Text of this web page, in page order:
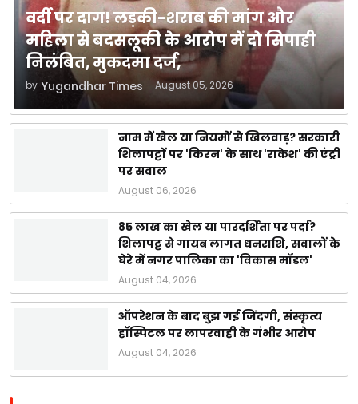
वर्दी पर दाग! लड़की-शराब की मांग और
महिला से बदसलूकी के आरोप में दो सिपाही
निलंबित, मुकदमा दर्ज,
by Yugandhar Times - August 05, 2026
नाम में खेल या नियमों से खिलवाड़? सरकारी
शिलापट्टों पर 'किरन' के साथ 'राकेश' की एंट्री
पर सवाल
August 06, 2026
85 लाख का खेल या पारदर्शिता पर पर्दा?
शिलापट्ट से गायब लागत धनराशि, सवालों के
घेरे में नगर पालिका का 'विकास मॉडल'
August 04, 2026
ऑपरेशन के बाद बुझ गई जिंदगी, संस्कृत्य
हॉस्पिटल पर लापरवाही के गंभीर आरोप
August 04, 2026